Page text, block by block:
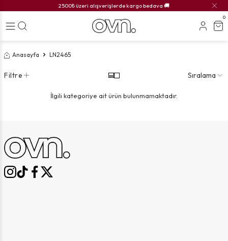
2500₺ üzeri alışverişlerde kargo bedava 🚚
0
Anasayfa LN2465
Filtre Sıralama
İlgili kategoriye ait ürün bulunmamaktadır.